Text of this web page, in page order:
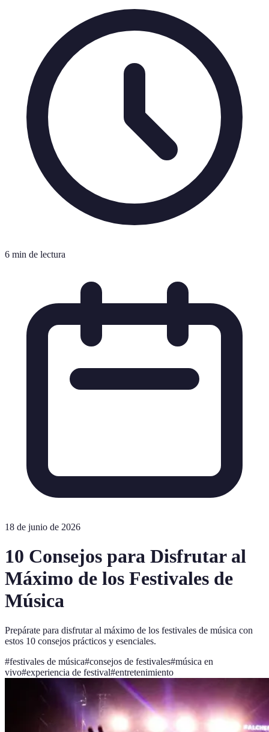
6 min de lectura
18 de junio de 2026
10 Consejos para Disfrutar al
Máximo de los Festivales de
Música
Prepárate para disfrutar al máximo de los festivales de música con
estos 10 consejos prácticos y esenciales.
#festivales de música#consejos de festivales#música en
vivo#experiencia de festival#entretenimiento